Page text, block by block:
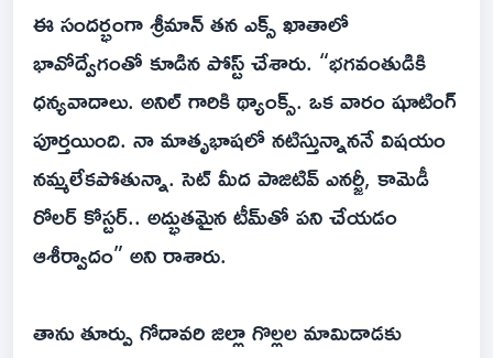
ఈ సందర్భంగా శ్రీమాన్ తన ఎక్స్ ఖాతాలో
భావోద్వేగంతో కూడిన పోస్ట్ చేశారు. “భగవంతుడికి
ధన్యవాదాలు. అనిల్ గారికి థ్యాంక్స్. ఒక వారం షూటింగ్
పూర్తయింది. నా మాతృభాషలో నటిస్తున్నాననే విషయం
నమ్మలేకపోతున్నా. సెట్ మీద పాజిటివ్ ఎనర్జీ, కామెడీ
రోలర్ కోస్టర్.. అద్భుతమైన టీమ్‌తో పని చేయడం
ఆశీర్వాదం” అని రాశారు.
తాను తూర్పు గోదావరి జిల్లా గొల్లల మామిడాడకు